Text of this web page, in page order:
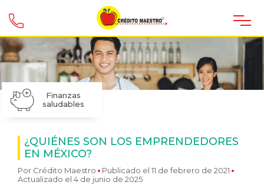
Finanzas
saludables
¿QUIÉNES SON LOS EMPRENDEDORES
EN MÉXICO?
Por Crédito Maestro
Publicado el 11 de febrero de 2021
Actualizado el 4 de junio de 2025